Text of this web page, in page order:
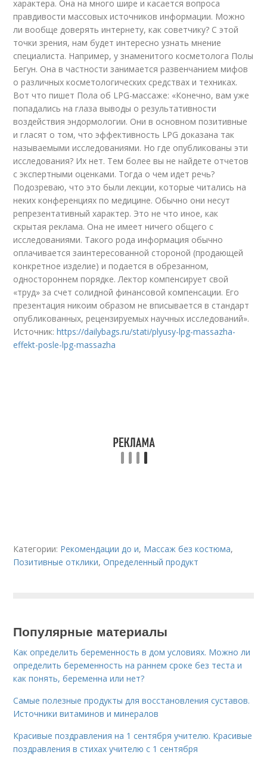
характера. Она на много шире и касается вопроса
правдивости массовых источников информации. Можно
ли вообще доверять интернету, как советчику? С этой
точки зрения, нам будет интересно узнать мнение
специалиста. Например, у знаменитого косметолога Полы
Бегун. Она в частности занимается развенчанием мифов
о различных косметологических средствах и техниках.
Вот что пишет Пола об LPG-массаже: «Конечно, вам уже
попадались на глаза выводы о результативности
воздействия эндормологии. Они в основном позитивные
и гласят о том, что эффективность LPG доказана так
называемыми исследованиями. Но где опубликованы эти
исследования? Их нет. Тем более вы не найдете отчетов
с экспертными оценками. Тогда о чем идет речь?
Подозреваю, что это были лекции, которые читались на
неких конференциях по медицине. Обычно они несут
репрезентативный характер. Это не что иное, как
скрытая реклама. Она не имеет ничего общего с
исследованиями. Такого рода информация обычно
оплачивается заинтересованной стороной (продающей
конкретное изделие) и подается в обрезанном,
одностороннем порядке. Лектор компенсирует свой
«труд» за счет солидной финансовой компенсации. Его
презентация никоим образом не вписывается в стандарт
опубликованных, рецензируемых научных исследований».
Источник:https://dailybags.ru/stati/plyusy-lpg-massazha-
effekt-posle-lpg-massazha
Категории: Рекомендации до и, Массаж без костюма,
Позитивные отклики,Определенный продукт
Популярные материалы
Как определить беременность в дом условиях. Можно ли
определить беременность на раннем сроке без теста и
как понять, беременна или нет?
Самые полезные продукты для восстановления суставов.
Источники витаминов и минералов
Красивые поздравления на 1 сентября учителю. Красивые
поздравления в стихах учителю с 1 сентября